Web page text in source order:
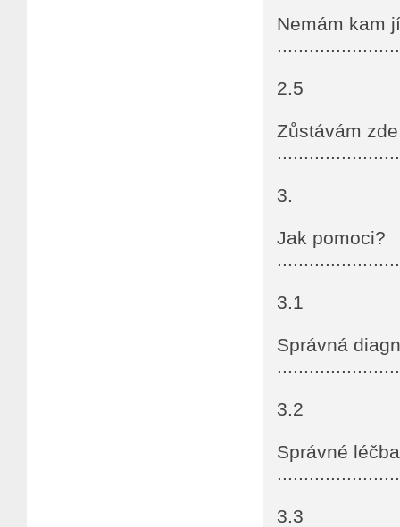
Nemám kam
2.5
Zůstávám
3.
Jak pomoci?
3.1
Správná
3.2
Správné léčba
3.3